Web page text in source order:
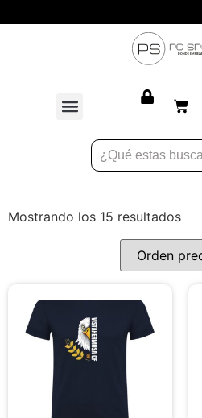
Atención personalizada para equipos
Mostrando los 15 resultados